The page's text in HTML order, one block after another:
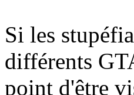
Si les
différents
point d'être